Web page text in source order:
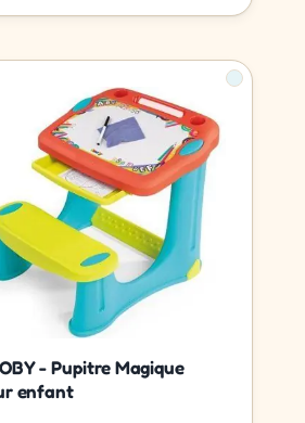
- Pupitre Magique
enfant